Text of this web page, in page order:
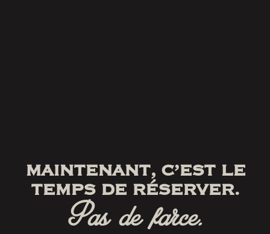
MAINTENANT, C’EST LE
TEMPS DE RÉSERVER.
Pas de farce.